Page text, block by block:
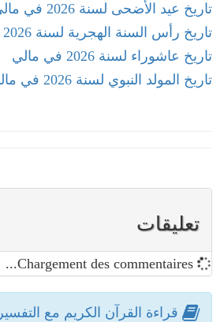
تاريخ عيد الأضحى لسنة 2026 في مالي
تاريخ رأس السنة الهجرية لسنة 2026 في مالي
تاريخ عاشوراء لسنة 2026 في مالي
تاريخ المولد النبوي لسنة 2026 في مالي
تعليقات
قراءة القرآن الكريم مع التفسير